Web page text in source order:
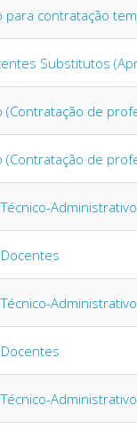
para contratação
Substitutos
(Contratação de
(Contratação de